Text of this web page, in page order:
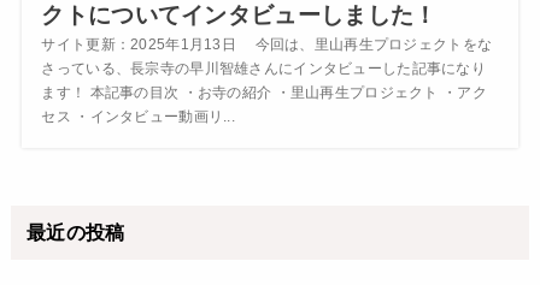
クトについてインタビューしました！
サイト更新：2025年1月13日 今回は、里山再生プロジェクトをな
さっている、長宗寺の早川智雄さんにインタビューした記事になり
ます！ 本記事の目次 ・お寺の紹介 ・里山再生プロジェクト ・アク
セス ・インタビュー動画リ...
最近の投稿